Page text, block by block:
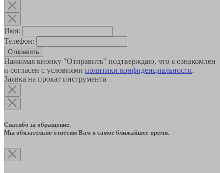
Имя:
Телефон:
Отправить
Нажимая кнопку "Отправить" подтверждаю, что я ознакомлен
и согласен с условиями политики конфиденциальности.
Заявка на прокат инструмента
Спасибо за обращение.
Мы обязательно ответим Вам в самое ближайшее время.